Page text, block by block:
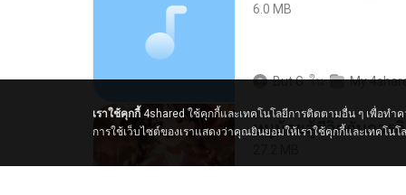
6.0 MB
But G.ใน My
เราใช้คุกกี้ 4shared ใช้คุกกี้และเทคโนโลยีการติดตามอื่น ๆ เพื่อทำ
การใช้เว็บไซต์ของเราแสดงว่าคุณยินยอมให้เราใช้คุกกี้และเทคโน